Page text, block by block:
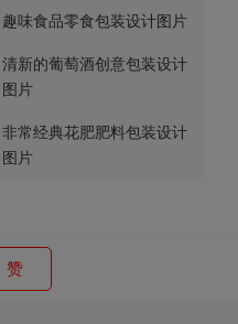
趣味食品零食包装设计图片
清新的葡萄酒创意包装设计
图片
非常经典花肥肥料包装设计
图片
赞